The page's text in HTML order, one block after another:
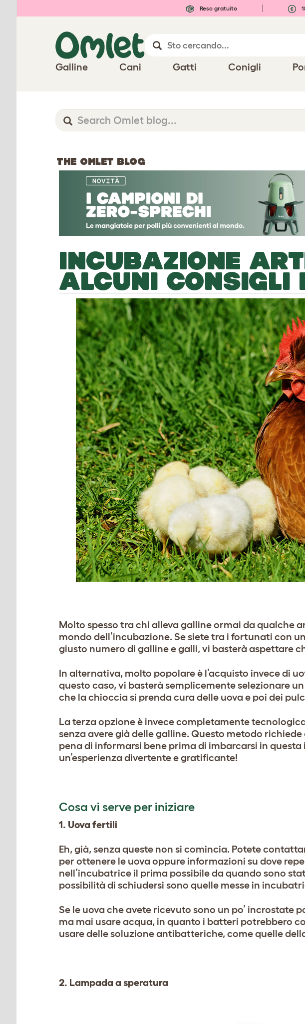
Reso gratuito
Galline Cani Gatti Conigli
THE OMLET BLOG
INCUBAZIONE
ALCUNI CONSIGLI
Molto spesso tra chi alleva galline ormai da qualche
mondo dell’incubazione. Se siete tra i fortunati con
giusto numero di galline e galli, vi basterà aspettare
In alternativa, molto popolare è l’acquisto invece di
questo caso, vi basterà semplicemente selezionare
che la chioccia si prenda cura delle uova e poi dei
La terza opzione è invece completamente
senza avere già delle galline. Questo metodo
pena di informarsi bene prima di imbarcarsi in
un’esperienza divertente e gratificante!
Cosa vi serve per iniziare
1. Uova fertili
Eh, già, senza queste non si comincia. Potete
per ottenere le uova oppure informazioni su dove
nell’incubatrice il prima possibile da quando sono
possibilità di schiudersi sono quelle messe in
Se le uova che avete ricevuto sono un po’ incrostate
ma mai usare acqua, in quanto i batteri potrebbero
usare delle soluzione antibatteriche, come quelle
2. Lampada a speratura